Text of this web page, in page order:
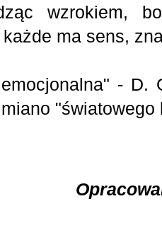
wzrokiem,
ma sens,
- D.